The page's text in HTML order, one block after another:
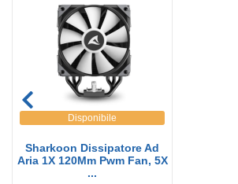
Disponibile
Sharkoon Dissipatore Ad
Aria 1X 120Mm Pwm Fan, 5X
...